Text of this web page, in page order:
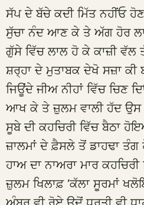
ਸੱਪ ਦੇ ਬੱਚੇ ਕਦੀ ਮਿੱਤ ਨਹੀਂਓ
ਸੁੱਚਾ ਨੰਦ ਆਣ ਕੇ ਤੇ ਅੱਗ ਹੋਰ
ਗੁੱਸੇ ਵਿੱਚ ਲਾਲ ਹੋ ਕੇ ਕਾਜ਼ੀ ਵੱਲ
ਸ਼ਰ੍ਹਾ ਦੇ ਮੁਤਾਬਕ ਦੇਖੋ ਸਜ਼ਾ ਕੀ
ਜਿਊਂਦੇ ਜੀਅ ਨੀਹਾਂ ਵਿੱਚ ਚਿਣ
ਆਖ ਕੇ ਤੇ ਜ਼ੁਲਮ ਵਾਲੀ ਹੱਦ ਉਸ
ਸੂਬੇ ਦੀ ਕਹਚਿਰੀ ਵਿੱਚ ਬੈਠਾ
ਜ਼ਾਲਮਾਂ ਦੇ ਫ਼ੈਸਲੇ ਤੋਂ ਡਾਹਢਾ
ਹਾਅ ਦਾ ਨਾਅਰਾ ਮਾਰ
ਜ਼ੁਲਮ ਖਿਲਾਫ਼ ‘ਕੱਲਾ ਸੂਰਮਾਂ